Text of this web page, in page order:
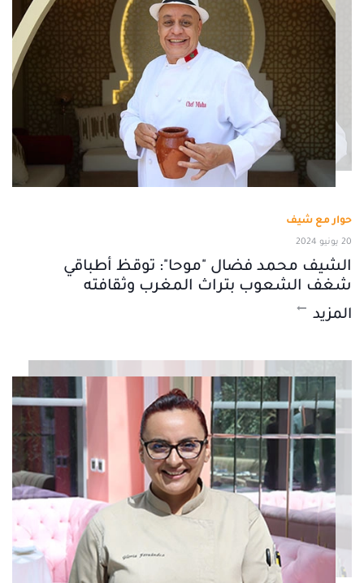
حوار مع شيف
20 يونيو 2024
الشيف محمد فضال "موحا": توقظ أطباقي
شغف الشعوب بتراث المغرب وثقافته
المزيد